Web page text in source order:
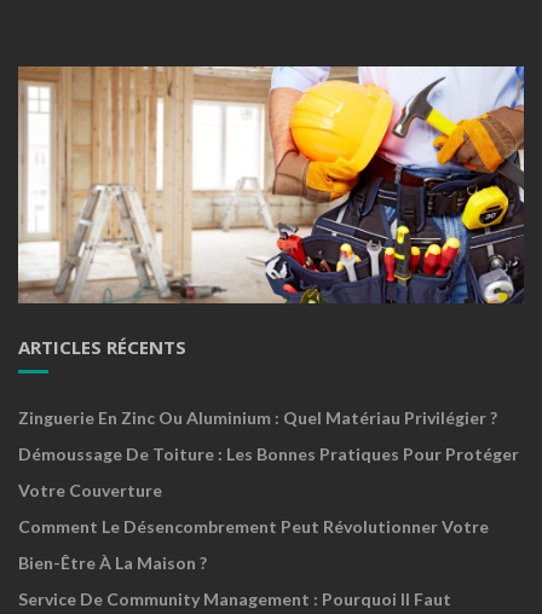
ARTICLES RÉCENTS
Zinguerie En Zinc Ou Aluminium : Quel Matériau Privilégier ?
Démoussage De Toiture : Les Bonnes Pratiques Pour Protéger
Votre Couverture
Comment Le Désencombrement Peut Révolutionner Votre
Bien-Être À La Maison ?
Service De Community Management : Pourquoi Il Faut